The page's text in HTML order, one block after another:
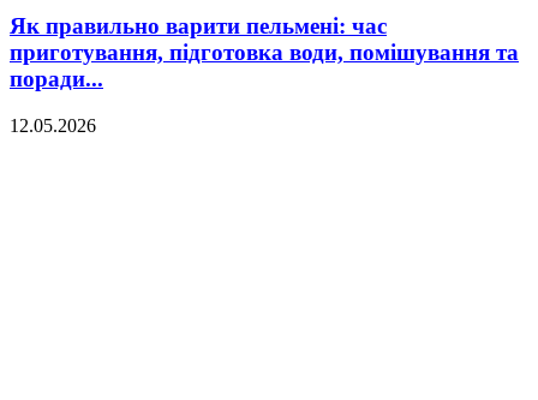
Як правильно варити пельмені: час
приготування, підготовка води, помішування та
поради...
12.05.2026